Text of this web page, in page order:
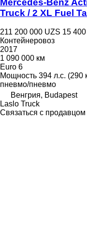
Mercedes-Benz
Truck / 2 XL Fuel
211 200 000 UZS 15
Контейнеровоз
2017
1 090 000 км
Euro 6
Мощность 394 л.с. (290
пневмо/пневмо
Венгрия, Budapest
Laslo Truck
Связаться с продавцом